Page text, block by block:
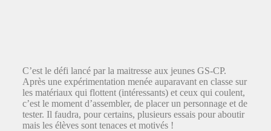
C’est le défi lancé par la maitresse aux jeunes GS-CP.
Après une expérimentation menée auparavant en classe sur
les matériaux qui flottent (intéressants) et ceux qui coulent,
c’est le moment d’assembler, de placer un personnage et de
tester. Il faudra, pour certains, plusieurs essais pour aboutir
mais les élèves sont tenaces et motivés !